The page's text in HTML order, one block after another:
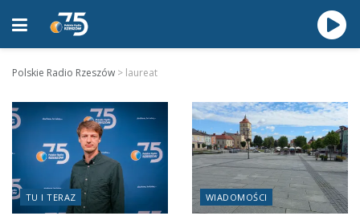
Polskie Radio Rzeszów > laureat
TU I TERAZ WIADOMOŚCI